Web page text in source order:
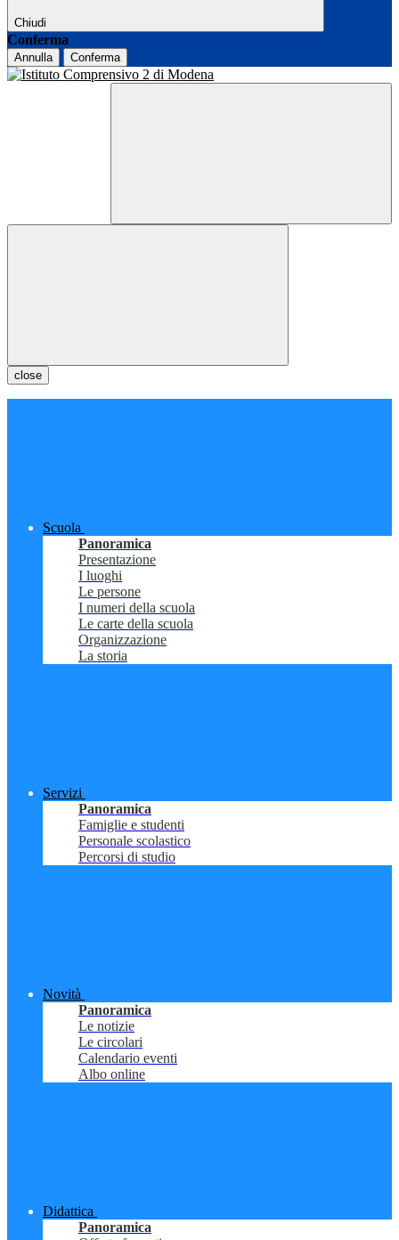
Chiudi
Conferma
Annulla Conferma
close
Scuola
Panoramica
Presentazione
I luoghi
Le persone
I numeri della scuola
Le carte della scuola
Organizzazione
La storia
Servizi
Panoramica
Famiglie e studenti
Personale scolastico
Percorsi di studio
Novità
Panoramica
Le notizie
Le circolari
Calendario eventi
Albo online
Didattica
Panoramica